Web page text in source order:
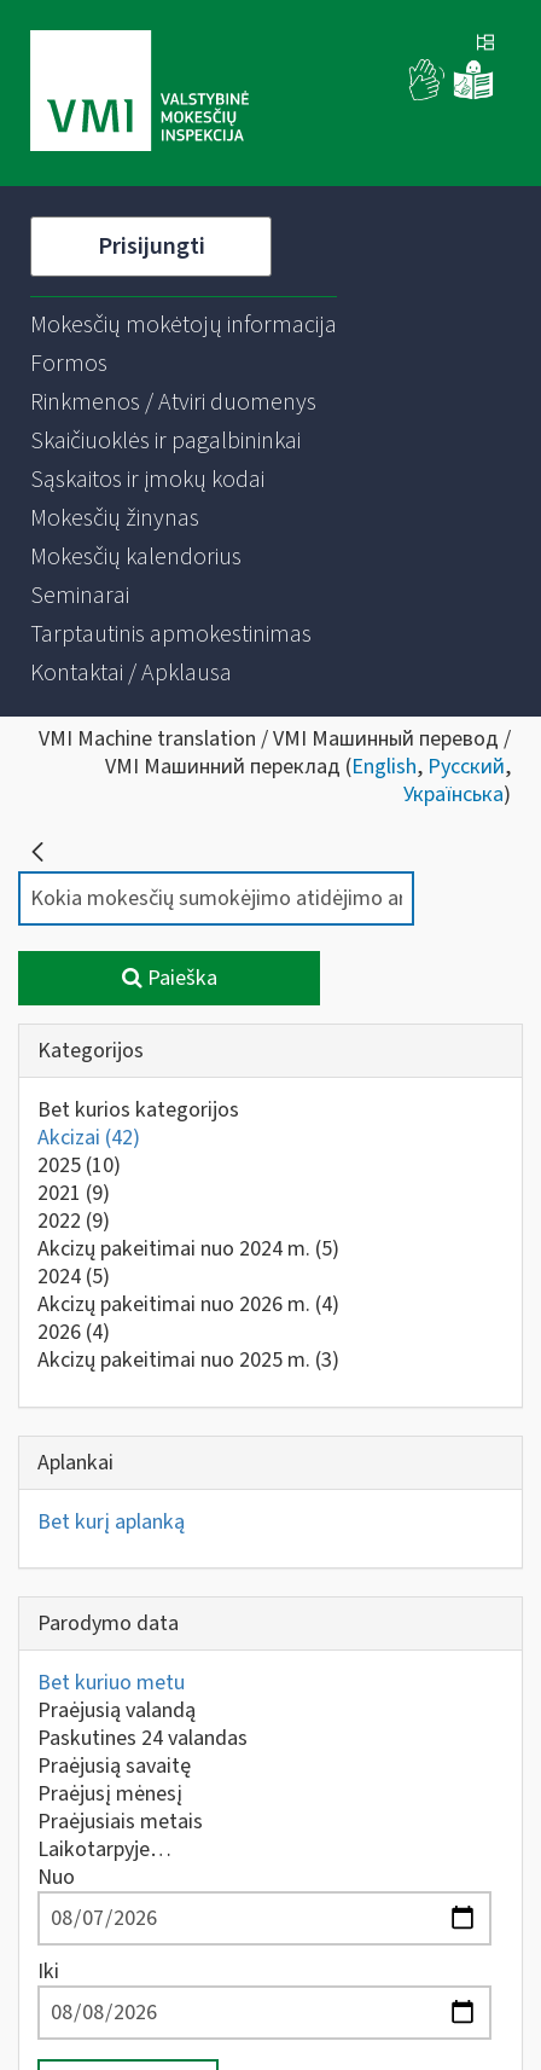
Prisijungti
Mokesčių mokėtojų informacija
Formos
Rinkmenos / Atviri duomenys
Skaičiuoklės ir pagalbininkai
Sąskaitos ir įmokų kodai
Mokesčių žinynas
Mokesčių kalendorius
Seminarai
Tarptautinis apmokestinimas
Kontaktai / Apklausa
VMI Machine translation / VMI Машинный перевод /
VMI Машинний переклад (English, Русский,
Українська)
Paieška
Kategorijos
Bet kurios kategorijos
Akcizai (42)
2025 (10)
2021 (9)
2022 (9)
Akcizų pakeitimai nuo 2024 m. (5)
2024 (5)
Akcizų pakeitimai nuo 2026 m. (4)
2026 (4)
Akcizų pakeitimai nuo 2025 m. (3)
Aplankai
Bet kurį aplanką
Parodymo data
Bet kuriuo metu
Praėjusią valandą
Paskutines 24 valandas
Praėjusią savaitę
Praėjusį mėnesį
Praėjusiais metais
Laikotarpyje…
Nuo
Iki